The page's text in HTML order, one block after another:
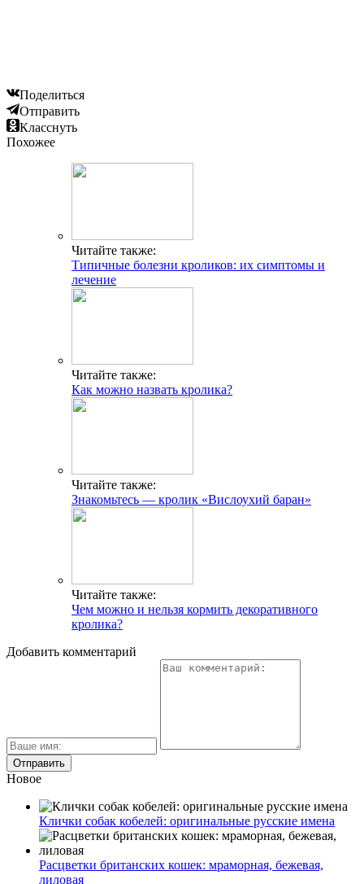
Поделиться
Отправить
Класснуть
Похожее
Читайте также:
Типичные болезни кроликов: их симптомы и
лечение
Читайте также:
Как можно назвать кролика?
Читайте также:
Знакомьтесь — кролик «Вислоухий баран»
Читайте также:
Чем можно и нельзя кормить декоративного
кролика?
Добавить комментарий
Новое
Клички собак кобелей: оригинальные русские имена
Расцветки британских кошек: мраморная, бежевая,
лиловая